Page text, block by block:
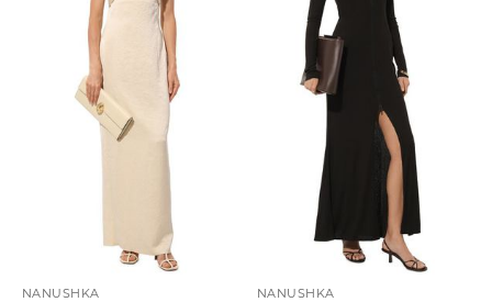
NANUSHKA NANUSHKA